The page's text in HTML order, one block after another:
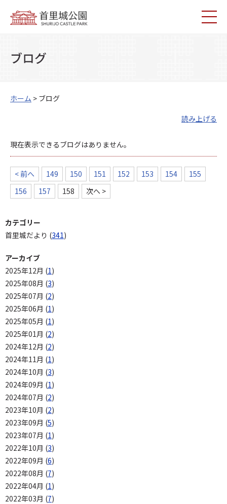
ブログ
ホーム > ブログ
読み上げる
現在表示できるブログはありません。
< 前へ 149 150 151 152 153 154
155
156
157 158 次へ >
カテゴリー
首里城だより (341)
アーカイブ
2025年12月 (1)
2025年08月 (3)
2025年07月 (2)
2025年06月 (1)
2025年05月 (1)
2025年01月 (2)
2024年12月 (2)
2024年11月 (1)
2024年10月 (3)
2024年09月 (1)
2024年07月 (2)
2023年10月 (2)
2023年09月 (5)
2023年07月 (1)
2022年10月 (3)
2022年09月 (6)
2022年08月 (7)
2022年04月 (1)
2022年03月 (7)